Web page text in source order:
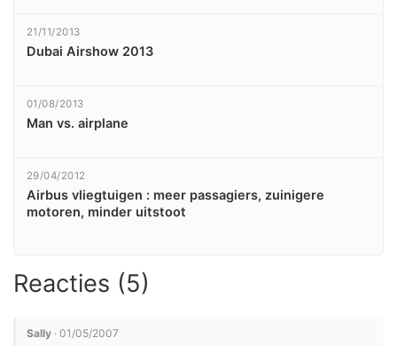
21/11/2013
Dubai Airshow 2013
01/08/2013
Man vs. airplane
29/04/2012
Airbus vliegtuigen : meer passagiers, zuinigere
motoren, minder uitstoot
Reacties (5)
Sally · 01/05/2007